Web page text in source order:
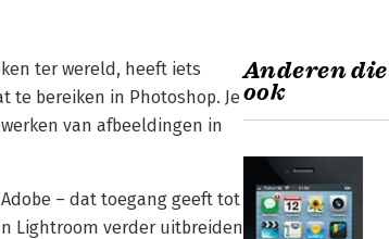
ter wereld, heeft iets
te bereiken in Photoshop. Je
van afbeeldingen in
– dat toegang geeft tot
Lightroom verder uitbreiden
Anderen
ook